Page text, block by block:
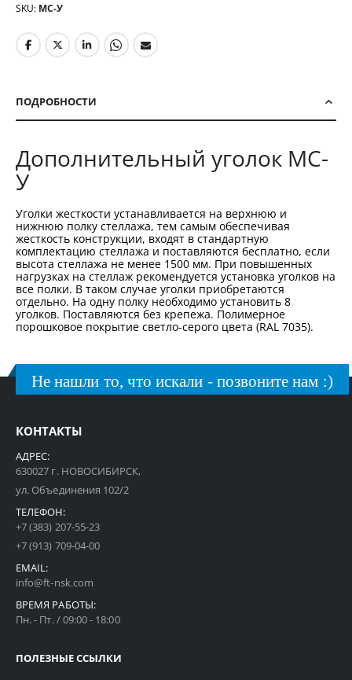
SKU МС-У
ПОДРОБНОСТИ
Дополнительный уголок МС-
У
Уголки жесткости устанавливается на верхнюю и
нижнюю полку стеллажа, тем самым обеспечивая
жесткость конструкции, входят в стандартную
комплектацию стеллажа и поставляются бесплатно, если
высота стеллажа не менее 1500 мм. При повышенных
нагрузках на стеллаж рекомендуется установка уголков на
все полки. В таком случае уголки приобретаются
отдельно. На одну полку необходимо установить 8
уголков. Поставляются без крепежа. Полимерное
порошковое покрытие светло-серого цвета (RAL 7035).
Не нашли то, что искали - позвоните нам :)
КОНТАКТЫ
АДРЕС:
630027 г. НОВОСИБИРСК,
ул. Объединения 102/2
ТЕЛЕФОН:
+7 (383) 207-55-23
+7 (913) 709-04-00
EMAIL:
info@ft-nsk.com
ВРЕМЯ РАБОТЫ:
Пн. - Пт. / 09:00 - 18:00
ПОЛЕЗНЫЕ ССЫЛКИ